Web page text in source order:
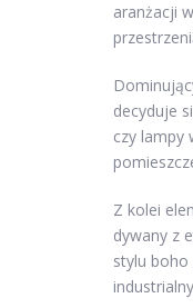
aranżacji
decyduje
czy lampy
Z kolei
dywany z
stylu boho